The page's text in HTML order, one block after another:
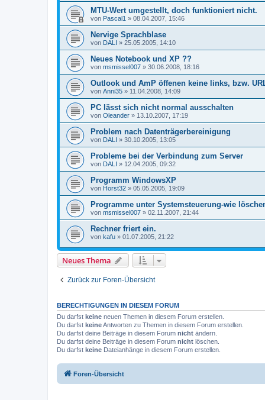
MTU-Wert umgestellt, doch funktioniert nicht.
von Pascal1 » 08.04.2007, 15:46
Nervige Sprachblase
von DALI » 25.05.2005, 14:10
Neues Notebook und XP ??
von msmissel007 » 30.06.2008, 18:16
Outlook und AmP öffenen keine links, bzw.
von Anni35 » 11.04.2008, 14:09
PC lässt sich nicht normal ausschalten
von Oleander » 13.10.2007, 17:19
Problem nach Datenträgerbereinigung
von DALI » 30.10.2005, 13:05
Probleme bei der Verbindung zum Server
von DALI » 12.04.2005, 09:32
Programm WindowsXP
von Horst32 » 05.05.2005, 19:09
Programme unter Systemsteuerung-wie
von msmissel007 » 02.11.2007, 21:44
Rechner friert ein.
von kafu » 01.07.2005, 21:22
Neues Thema
Zurück zur Foren-Übersicht
BERECHTIGUNGEN IN DIESEM FORUM
Du darfst keine neuen Themen in diesem Forum erstellen.
Du darfst keineAntworten zu Themen in diesem Forum erstellen.
Du darfst deine Beiträge in diesem Forum nicht ändern.
Du darfst deine Beiträge in diesem Forum nicht löschen.
Du darfst keine Dateianhänge in diesem Forum erstellen.
Foren-Übersicht